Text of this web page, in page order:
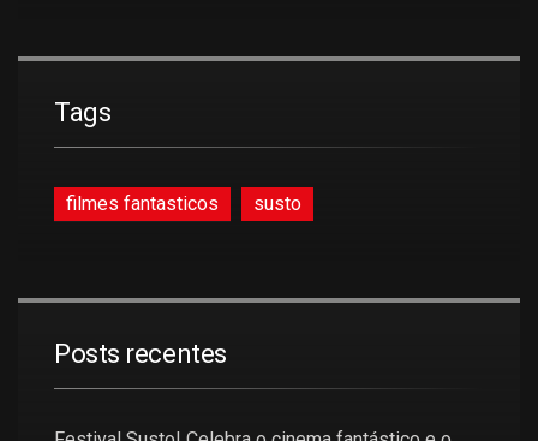
Tags
filmes fantasticos susto
Posts recentes